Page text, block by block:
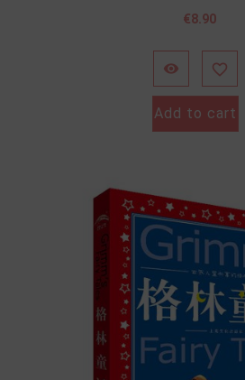
Price
€8.90
 
Add to cart